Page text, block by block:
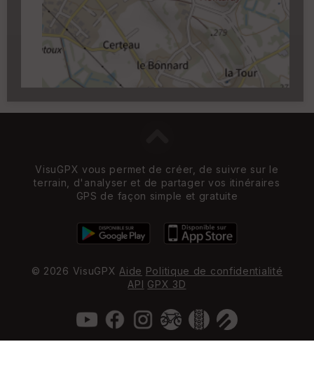
Carroyage UTM
(1km à partir du niveau de
zoom 14)
VisuGPX vous permet de créer, de suivre sur le
terrain, d'analyser et de partager vos itinéraires
GPS de façon simple et gratuite
© 2026 VisuGPX Aide Politique de confidentialité
API GPX 3D